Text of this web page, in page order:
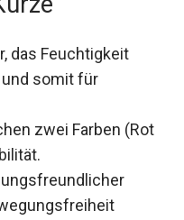
somit für
zwei Farben